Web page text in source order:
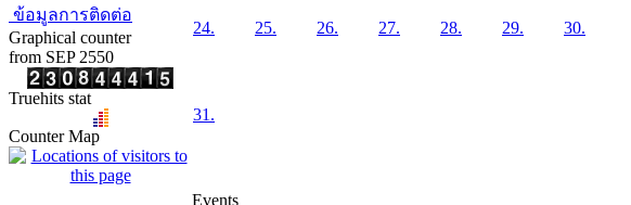
ข้อมูลการติดต่อ
Graphical counter
from SEP 2550
Truehits stat
Counter Map
24. 25. 26. 27. 28. 29. 30.
31.
Events